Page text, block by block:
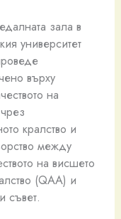
зала в
университет
върху
на
кралство и
между
на висшето
(QAA) и
съвет.